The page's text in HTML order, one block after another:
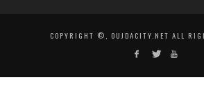
COPYRIGHT ©, OUJDACITY.NET ALL